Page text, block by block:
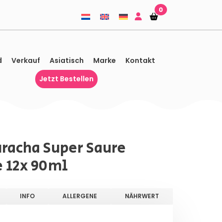
Einkaufskorb
Einkaufskorb
0
Verkauf Asiatisch Marke
Kontakt
Jetzt Bestellen
Super Saure
12x 90ml
INFO ALLERGENE NÄHRWERT